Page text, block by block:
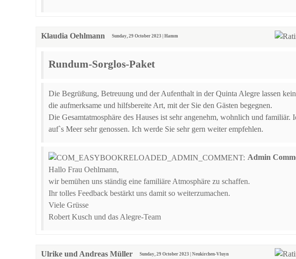
Klaudia Oehlmann Sunday, 29 October 2023 | Hamm
Rundum-Sorglos-Paket
Die Begrüßung, Betreuung und der Aufenthalt in der Quinta Alegre lassen
die aufmerksame und hilfsbereite Art, mit der Sie den Gästen begegnen.
Die Gesamtatmosphäre des Hauses ist sehr angenehm, wohnlich und
auf`s Meer sehr genossen. Ich werde Sie sehr gern weiter empfehlen.
Admin
Hallo Frau Oehlmann,
wir bemühen uns ständig eine familiäre Atmosphäre zu schaffen.
Ihr tolles Feedback bestärkt uns damit so weiterzumachen.
Viele Grüsse
Robert Kusch und das Alegre-Team
Ulrike und Andreas Müller Sunday, 29 October 2023 | Neukirchen-Vluyn